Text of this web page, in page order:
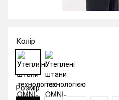
Колір
Розмір